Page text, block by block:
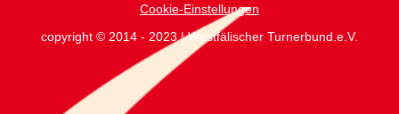
Cookie-Einstellungen
copyright © 2014 - 2023 | Westfälischer Turnerbund.e.V.